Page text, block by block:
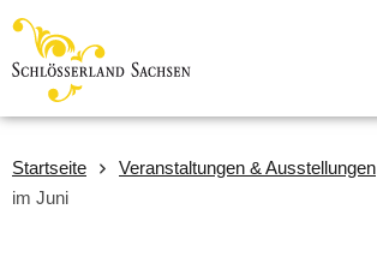
Startseite Veranstaltungen & Ausstellungen
im Juni